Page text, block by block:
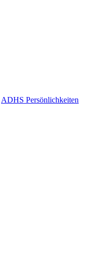
ADHS Persönlichkeiten